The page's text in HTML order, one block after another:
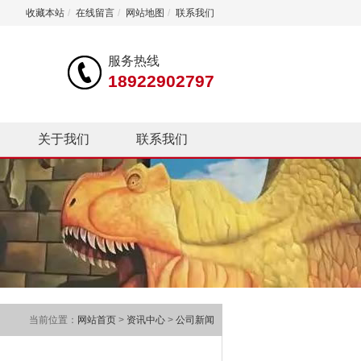
收藏本站 / 在线留言 / 网站地图 / 联系我们
服务热线
18922902797
关于我们 联系我们
当前位置： 网站首页 > 资讯中心 > 公司新闻